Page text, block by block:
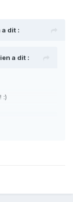
a dit :
a dit :
:)
? Merci !! :)